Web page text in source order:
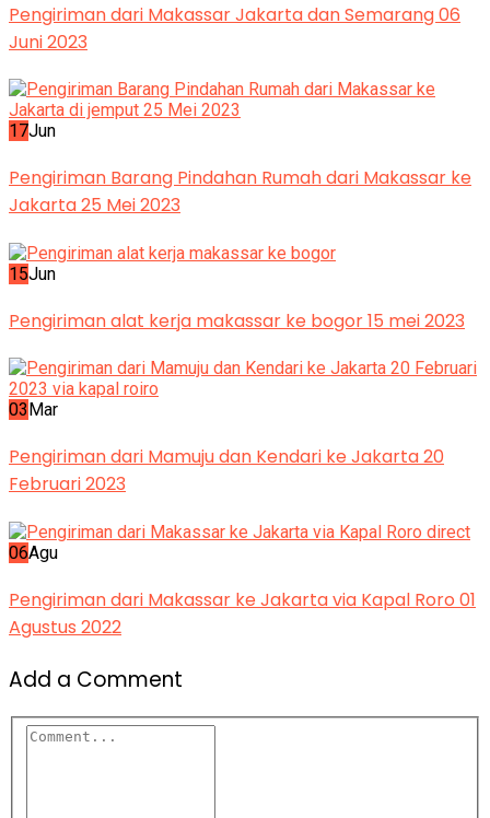
Pengiriman dari Makassar Jakarta dan Semarang 06
Juni 2023
17Jun
Pengiriman Barang Pindahan Rumah dari Makassar ke
Jakarta 25 Mei 2023
15Jun
Pengiriman alat kerja makassar ke bogor 15 mei 2023
03 Mar
Pengiriman dari Mamuju dan Kendari ke Jakarta 20
Februari 2023
06Agu
Pengiriman dari Makassar ke Jakarta via Kapal Roro 01
Agustus 2022
Add a Comment